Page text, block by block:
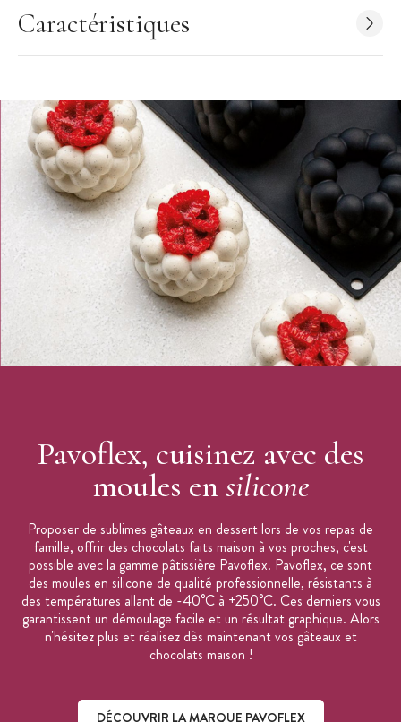
Dimensions d'une empreinte : Ø 3,4 x H 3 cm
Dimensions de la plaque : 30 x 40 cm
Peut aller au lave-vaisselle
Marque :Pavoflex (Pavoni)
Caractéristiques
Pavoflex, cuisinez avec des
moules ensilicone
Proposer de sublimes gâteaux en dessert lors de vos repas de
famille, offrir des chocolats faits maison à vos proches, c'est
possible avec la gamme pâtissière Pavoflex. Pavoflex, ce sont
des moules en silicone de qualité professionnelle, résistants à
des températures allant de -40°C à +250°C. Ces derniers vous
garantissent un démoulage facile et un résultat graphique. Alors
n'hésitez plus et réalisez dès maintenant vos gâteaux et
chocolats maison !
DÉCOUVRIR LA MARQUE PAVOFLEX